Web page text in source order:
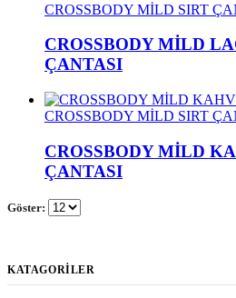
CROSSBODY MİLD SIRT
CROSSBODY MİLD
ÇANTASI
CROSSBODY MİLD SIRT
CROSSBODY MİLD
ÇANTASI
Göster:
KATAGORİLER